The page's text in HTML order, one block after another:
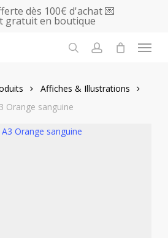
dès 100€ d'achat 💌
gratuit en boutique
Menu
Affiches & Illustrations
Orange sanguine